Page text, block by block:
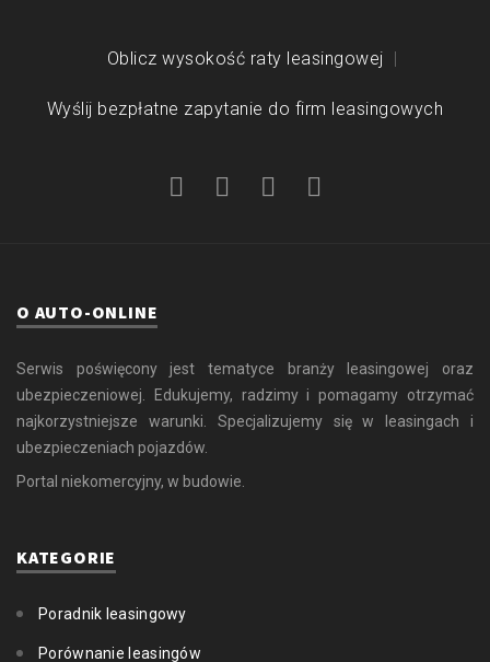
Oblicz wysokość raty leasingowej
Wyślij bezpłatne zapytanie do firm leasingowych
O AUTO-ONLINE
Serwis poświęcony jest tematyce branży leasingowej oraz
ubezpieczeniowej. Edukujemy, radzimy i pomagamy otrzymać
najkorzystniejsze warunki. Specjalizujemy się w leasingach i
ubezpieczeniach pojazdów.
Portal niekomercyjny, w budowie.
KATEGORIE
Poradnik leasingowy
Porównanie leasingów